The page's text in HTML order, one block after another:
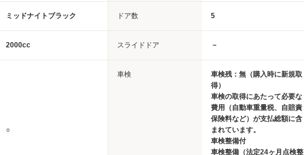
ミッドナイトブラック ドア数 5
2000cc スライドドア －
○
車検
車検残：無（購入時に新規取
得）
車検の取得にあたって必要な
費用（自動車重量税、自賠責
保険料など）が支払総額に含
まれています。
車検整備付
車検整備（法定24ヶ月点検整